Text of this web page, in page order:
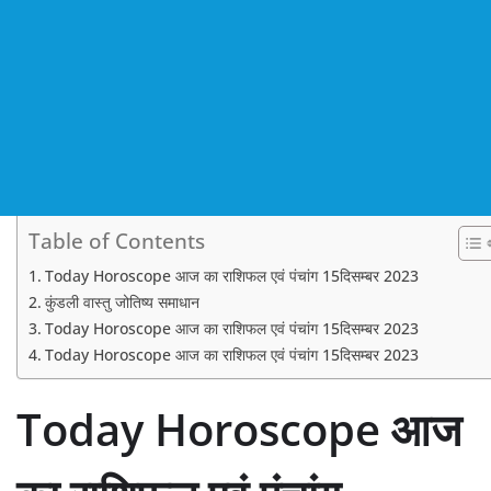
Table of Contents
Today Horoscope आज का राशिफल एवं पंचांग 15दिसम्बर 2023
कुंडली वास्तु जोतिष्य समाधान
Today Horoscope आज का राशिफल एवं पंचांग 15दिसम्बर 2023
Today Horoscope आज का राशिफल एवं पंचांग 15दिसम्बर 2023
Today Horoscope आज